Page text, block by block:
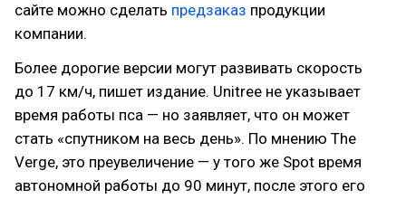
сайте можно сделать предзаказ продукции
компании.
Более дорогие версии могут развивать скорость
до 17 км/ч, пишет издание. Unitree не указывает
время работы пса — но заявляет, что он может
стать «спутником на весь день». По мнению The
Verge, это преувеличение — у того же Spot время
автономной работы до 90 минут, после этого его